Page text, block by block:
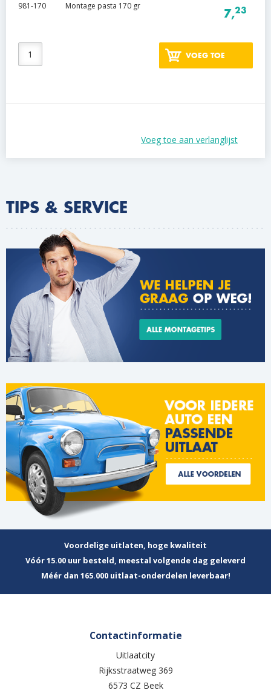
981-170 Montage pasta 170 gr
7,23
VOEG TOE
Voeg toe aan verlanglijst
TIPS & SERVICE
Voordelige uitlaten, hoge kwaliteit
Vóór 15.00 uur besteld, meestal volgende dag geleverd
Méér dan 165.000 uitlaat-onderdelen leverbaar!
Contactinformatie
Uitlaatcity
Rijksstraatweg 369
6573 CZ Beek